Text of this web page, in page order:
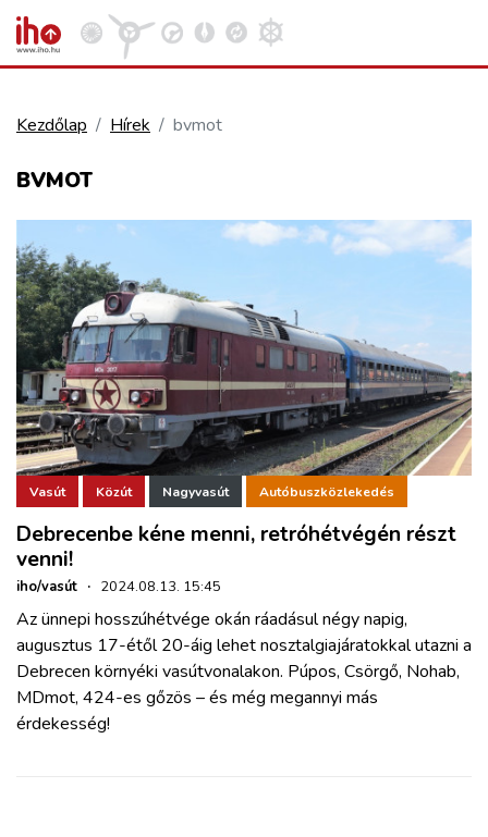
REPÜLÉS
KÖZLEKEDÉSFEJLESZTÉS
ELLÁTÁSI LÁNC
ZÖLDÚT
HAJÓZÁS
BLOG
ARCHÍVUM
Kezdőlap Hírek bvmot
BVMOT
Vasút Közút Nagyvasút Autóbuszközlekedés
Debrecenbe kéne menni, retróhétvégén részt
venni!
iho/vasút · 2024.08.13. 15:45
Az ünnepi hosszúhétvége okán ráadásul négy napig,
augusztus 17-étől 20-áig lehet nosztalgiajáratokkal utazni a
Debrecen környéki vasútvonalakon. Púpos, Csörgő, Nohab,
MDmot, 424-es gőzös – és még megannyi más
érdekesség!